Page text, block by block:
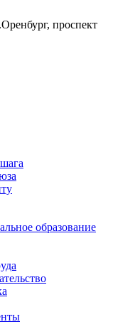
проспект
образование